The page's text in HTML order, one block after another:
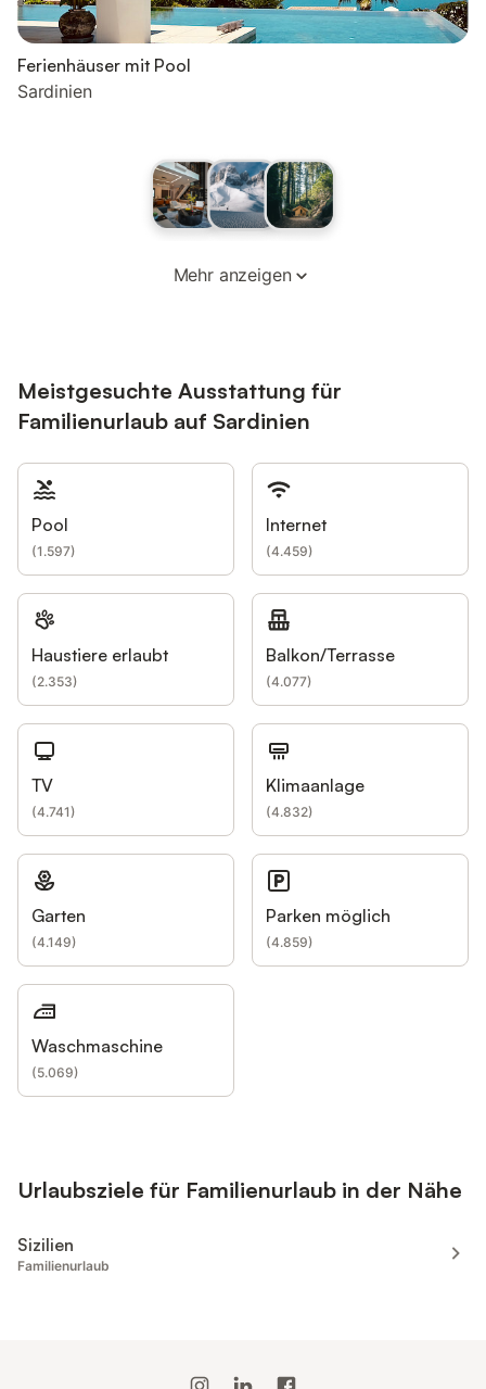
Ferienhäuser mit Pool
Sardinien
Mehr anzeigen
Meistgesuchte Ausstattung für
Familienurlaub auf Sardinien
Pool
(1.597)
Internet
(4.459)
Haustiere erlaubt
(2.353)
Balkon/Terrasse
(4.077)
TV
(4.741)
Klimaanlage
(4.832)
Garten
(4.149)
Parken möglich
(4.859)
Waschmaschine
(5.069)
Urlaubsziele für Familienurlaub in der Nähe
Sizilien
Familienurlaub